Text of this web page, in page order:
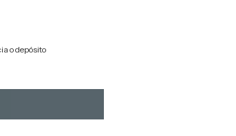
o depósito